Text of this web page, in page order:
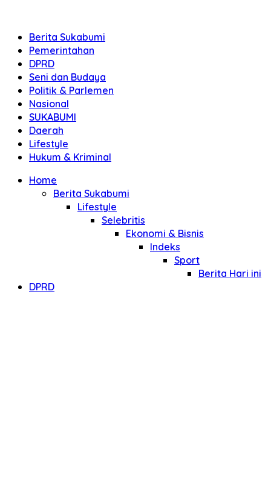
Berita Sukabumi
Pemerintahan
DPRD
Seni dan Budaya
Politik & Parlemen
Nasional
SUKABUMI
Daerah
Lifestyle
Hukum & Kriminal
Home
Berita Sukabumi
Lifestyle
Selebritis
Ekonomi & Bisnis
Indeks
Sport
Berita Hari ini
DPRD